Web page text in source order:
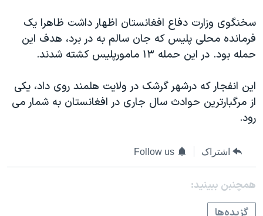
علم و فناوری
اسرائیل در جنگ
آرشیو پخش زنده
رمز مهسا
ورزش زنان در ایران
مجموعه مستندهای دادخواهی
چهل سال گروگان‌گیری
زبانهای مختلف
سخنگوی وزارت دفاع افغانستان اظهار داشت ظاهرا يک
فرمانده محلی پليس که جان سالم به در برد، هدف اين
حمله بود. در اين حمله ١٣ مامورپليس کشته شدند.
اين انفجار که درشهر گرشک در ولايت هلمند روی داد، يکی
از مرگبارترين حوادث سال جاری در افغانستان به شمار می
رود.
اشتراک Follow us
همچنبن ببینید: